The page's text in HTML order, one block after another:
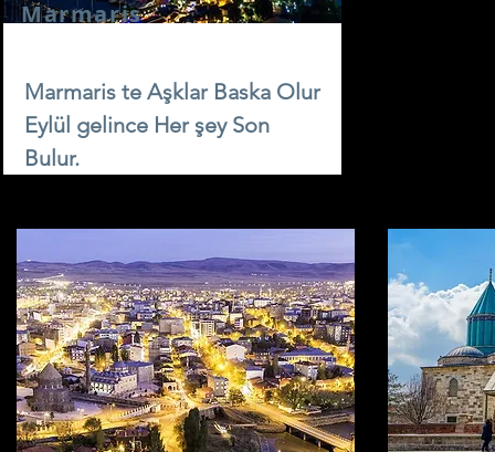
Marmaris
Marmaris te Aşklar Baska Olur
Eylül gelince Her şey Son
Bulur.